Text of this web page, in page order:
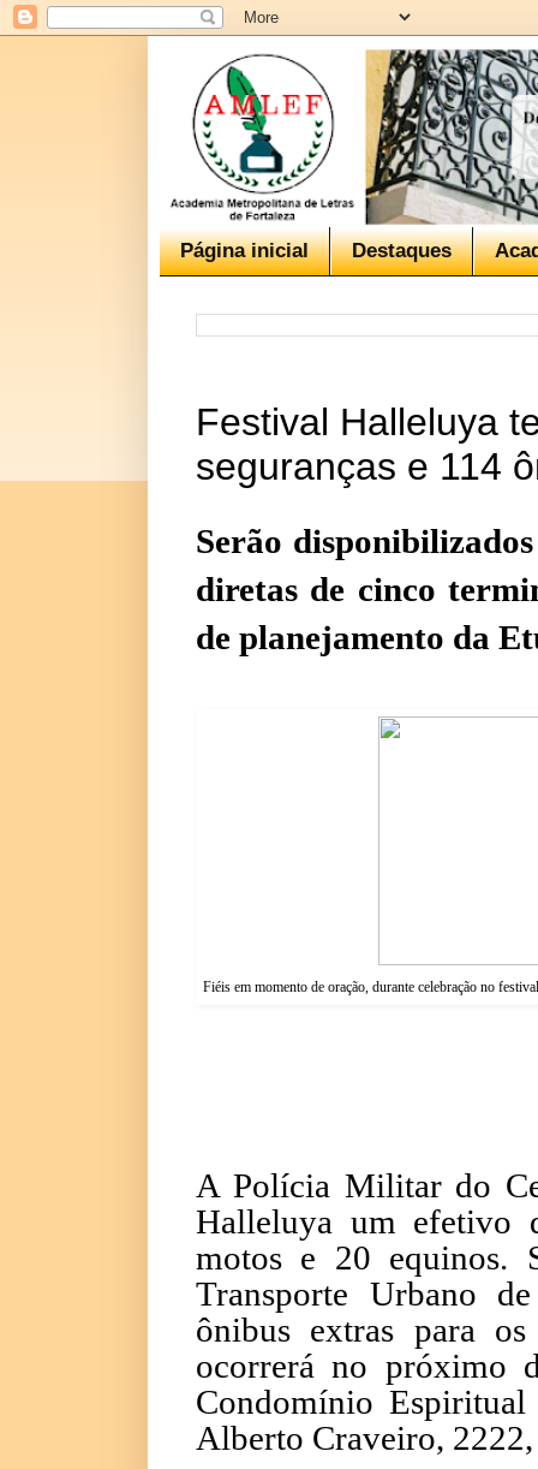
Página inicial Destaques
Festival Halleluya
seguranças e 114
Serão
diretas de cinco
de planejamento da
Fiéis em momento de oração, durante celebração no
A Polícia Militar do
Halleluya um efetivo
motos e 20 equinos.
Transporte Urbano
ônibus extras para
ocorrerá no próximo
Condomínio
Alberto Craveiro,